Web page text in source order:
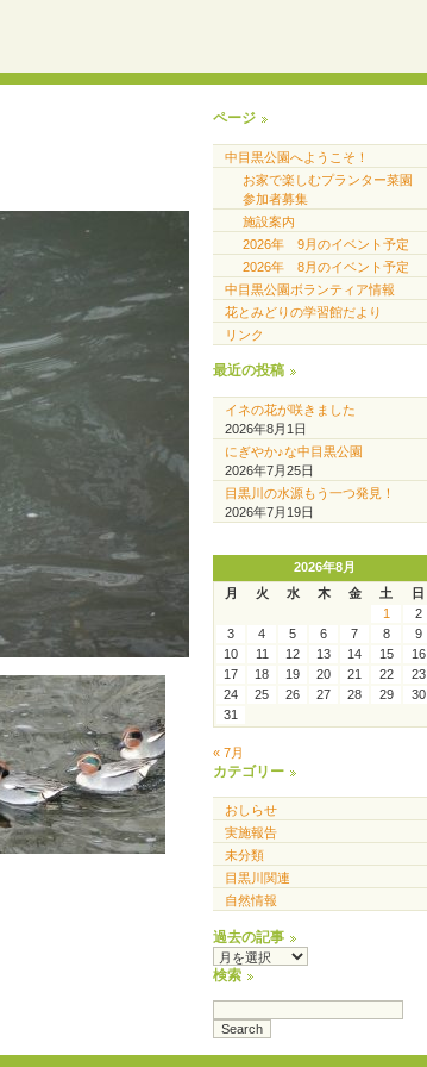
ページ
中目黒公園へようこそ！
お家で楽しむプランター菜園
参加者募集
施設案内
2026年 9月のイベント予定
2026年 8月のイベント予定
中目黒公園ボランティア情報
花とみどりの学習館だより
リンク
最近の投稿
イネの花が咲きました
2026年8月1日
にぎやか♪な中目黒公園
2026年7月25日
目黒川の水源もう一つ発見！
2026年7月19日
2026年8月
月
火 水 木 金 土
日
1
2
3
4 5 6 7 8
9
10
11 12 13 14 15
16
17
18 19 20 21 22
23
24
25 26 27 28 29
30
31
« 7月
カテゴリー
おしらせ
実施報告
未分類
目黒川関連
自然情報
過去の記事
過
去
事
検索